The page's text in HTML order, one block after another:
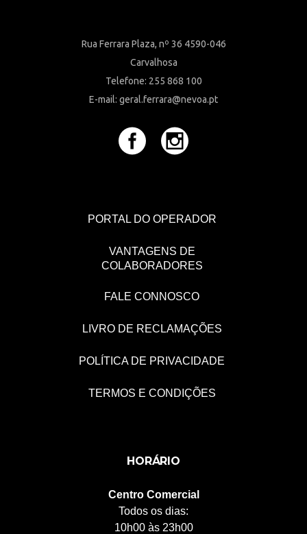
Rua Ferrara Plaza, nº 36 4590-046
Carvalhosa
Telefone: 255 868 100
E-mail: geral.ferrara@nevoa.pt
PORTAL DO OPERADOR
VANTAGENS DE
COLABORADORES
FALE CONNOSCO
LIVRO DE RECLAMAÇÕES
POLÍTICA DE PRIVACIDADE
TERMOS E CONDIÇÕES
HORÁRIO
Centro Comercial
Todos os dias:
10h00 às 23h00